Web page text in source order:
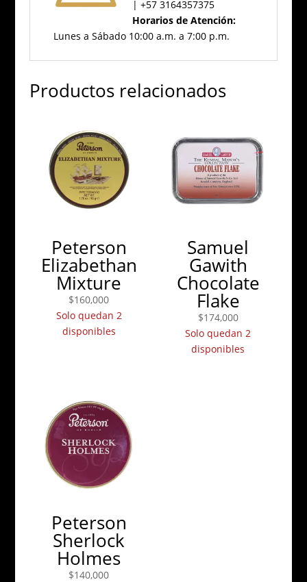
| +57 3164357375
Horarios de Atención:
Lunes a Sábado 10:00 a.m. a 7:00 p.m.
Productos relacionados
Peterson
Elizabethan
Mixture
$160,000
Solo quedan 2
disponibles
Samuel
Gawith
Chocolate
Flake
$174,000
Solo quedan 2
disponibles
Peterson
Sherlock
Holmes
$140,000